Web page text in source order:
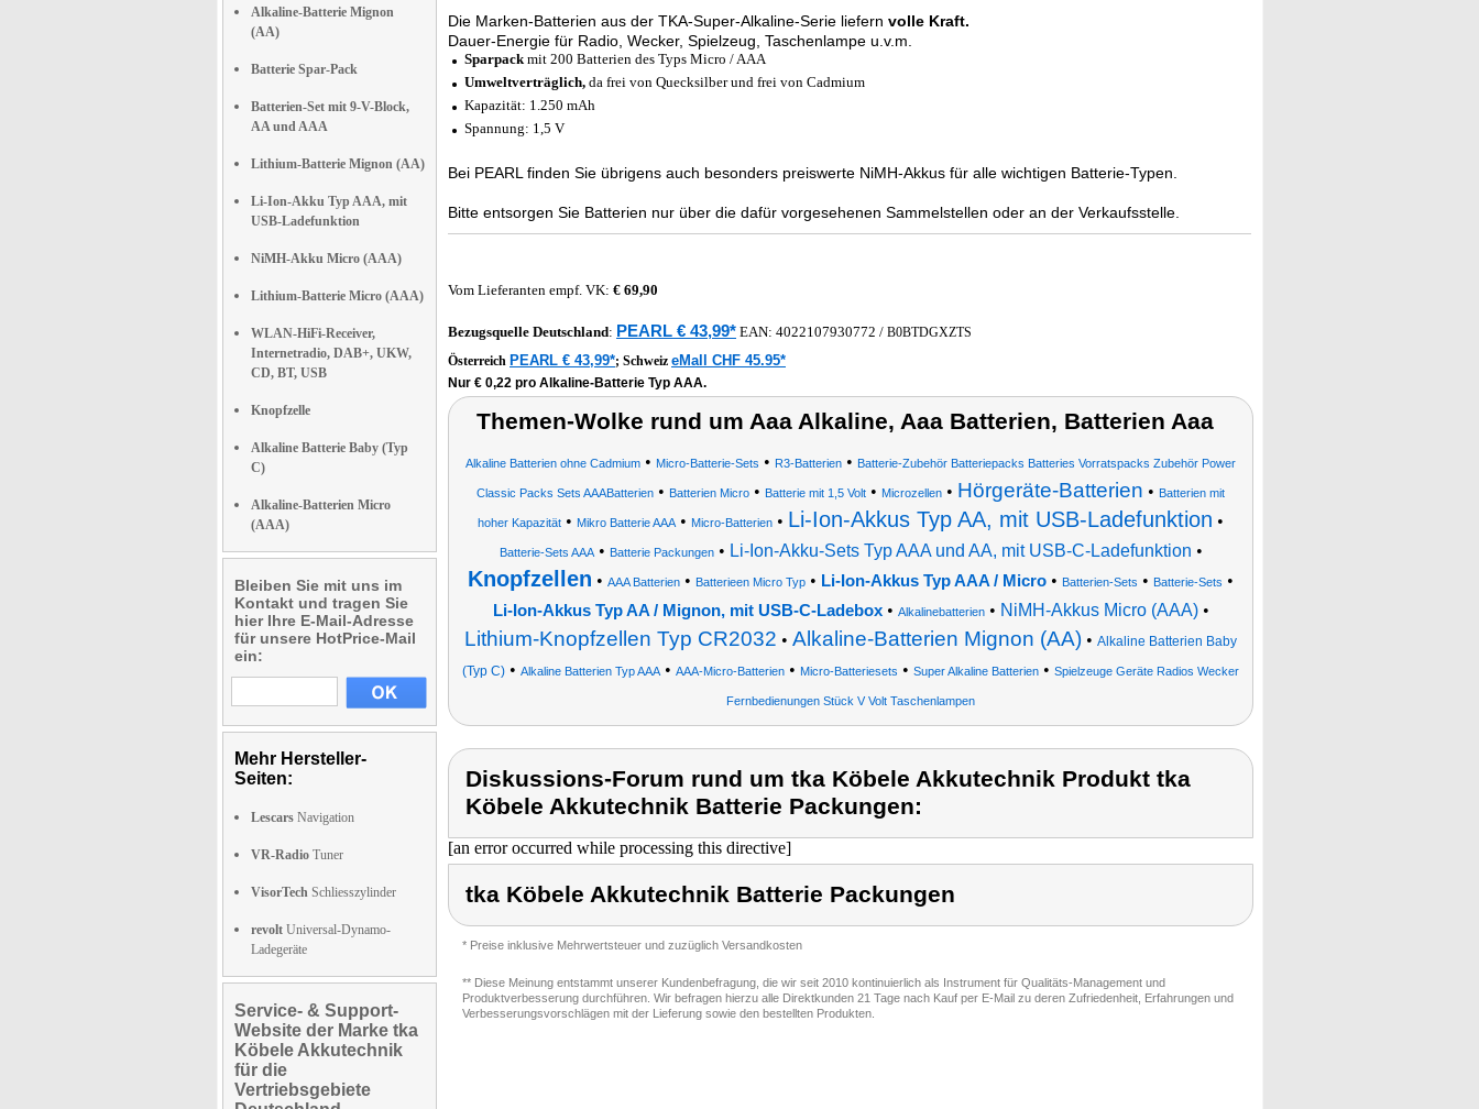
Alkaline-Batterie Mignon
(AA)
Batterie Spar-Pack
Batterien-Set mit 9-V-Block,
AA und AAA
Lithium-Batterie Mignon (AA)
Li-Ion-Akku Typ AAA, mit
USB-Ladefunktion
NiMH-Akku Micro (AAA)
Lithium-Batterie Micro (AAA)
WLAN-HiFi-Receiver,
Internetradio, DAB+, UKW,
CD, BT, USB
Knopfzelle
Alkaline Batterie Baby (Typ
C)
Alkaline-Batterien Micro
(AAA)
Bleiben Sie mit uns im
Kontakt und tragen Sie
hier Ihre E-Mail-Adresse
für unsere HotPrice-Mail
ein:
Mehr Hersteller-
Seiten:
Lescars Navigation
VR-Radio Tuner
VisorTech Schliesszylinder
revolt Universal-Dynamo-
Ladegeräte
Service- & Support-
Website der Marke tka
Köbele Akkutechnik
für die
Vertriebsgebiete
Die Marken-Batterien aus der TKA-Super-Alkaline-Serie liefern volle Kraft.
Dauer-Energie für Radio, Wecker, Spielzeug, Taschenlampe u.v.m.
Sparpackmit 200 Batterien des Typs Micro / AAA
Umweltverträglich, da frei von Quecksilber und frei von Cadmium
Kapazität: 1.250 mAh
Spannung: 1,5 V
Bei PEARL finden Sie übrigens auch besonders preiswerte NiMH-Akkus für alle wichtigen Batterie-Typen.
Bitte entsorgen Sie Batterien nur über die dafür vorgesehenen Sammelstellen oder an der Verkaufsstelle.
Vom Lieferanten empf. VK: € 69,90
Bezugsquelle Deutschland: PEARL € 43,99* EAN: 4022107930772 / B0BTDGXZTS
Österreich PEARL € 43,99*; Schweiz eMall CHF 45.95*
Nur € 0,22 pro Alkaline-Batterie Typ AAA.
Themen-Wolke rund um Aaa Alkaline, Aaa Batterien, Batterien Aaa
Alkaline Batterien ohne Cadmium • Micro-Batterie-Sets • R3-Batterien • Batterie-Zubehör Batteriepacks Batteries Vorratspacks Zubehör Power
Classic Packs Sets AAABatterien • Batterien Micro • Batterie mit 1,5 Volt • Microzellen • Hörgeräte-Batterien • Batterien mit
hoher Kapazität • Mikro Batterie AAA • Micro-Batterien • Li-Ion-Akkus Typ AA, mit USB-Ladefunktion •
Batterie-Sets AAA• Batterie Packungen• Li-Ion-Akku-Sets Typ AAA und AA, mit USB-C-Ladefunktion •
Knopfzellen • AAA Batterien • Batterieen Micro Typ • Li-Ion-Akkus Typ AAA / Micro • Batterien-Sets • Batterie-Sets •
Li-Ion-Akkus Typ AA / Mignon, mit USB-C-Ladebox• Alkalinebatterien• NiMH-Akkus Micro (AAA)•
Lithium-Knopfzellen Typ CR2032 • Alkaline-Batterien Mignon (AA) • Alkaline Batterien Baby
(Typ C) • Alkaline Batterien Typ AAA • AAA-Micro-Batterien • Micro-Batteriesets • Super Alkaline Batterien • Spielzeuge Geräte Radios Wecker
Fernbedienungen Stück V Volt Taschenlampen
Diskussions-Forum rund um tka Köbele Akkutechnik Produkt tka
Köbele Akkutechnik Batterie Packungen:
[an error occurred while processing this directive]
tka Köbele Akkutechnik Batterie Packungen
* Preise inklusive Mehrwertsteuer und zuzüglich Versandkosten
** Diese Meinung entstammt unserer Kundenbefragung, die wir seit 2010 kontinuierlich als Instrument für Qualitäts-Management und
Produktverbesserung durchführen. Wir befragen hierzu alle Direktkunden 21 Tage nach Kauf per E-Mail zu deren Zufriedenheit, Erfahrungen und
Verbesserungsvorschlägen mit der Lieferung sowie den bestellten Produkten.